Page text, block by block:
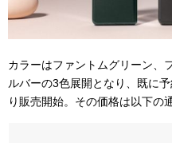
カラーはファントムグリーン、
ルバーの3色展開となり、既に
り販売開始。その価格は以下の